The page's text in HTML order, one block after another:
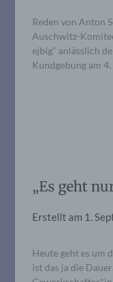
Reden von Anton
Auschwitz-
ejbig“ anlässlich
Kundgebung am
„Es geht
Erstellt am 1.
Heute geht es um
ist das ja die